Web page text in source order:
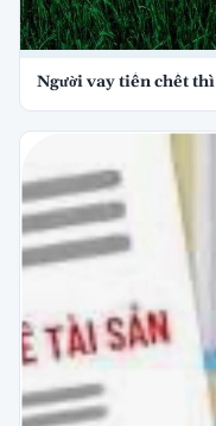
Người vay tiền chết thì